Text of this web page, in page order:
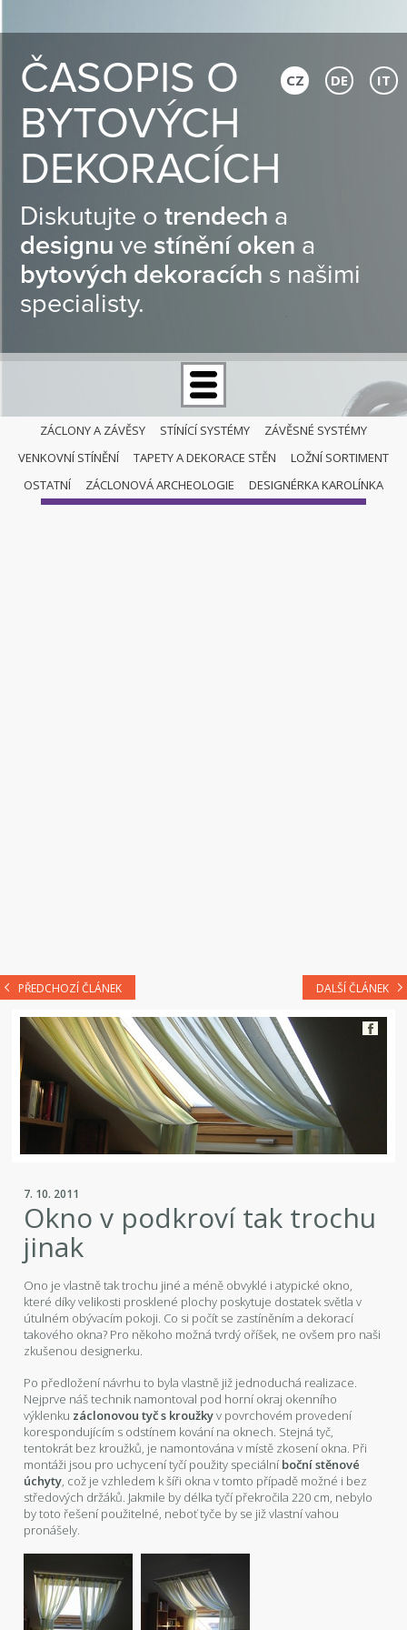
ČASOPIS O
BYTOVÝCH
DEKORACÍCH
Diskutujte otrendech a
designu ve stínění oken a
bytových dekoracích s našimi
specialisty.
CZ DE IT
ZÁCLONY A ZÁVĚSY STÍNÍCÍ SYSTÉMY
ZÁVĚSNÉ SYSTÉMY
VENKOVNÍ STÍNĚNÍ
TAPETY A DEKORACE STĚN
LOŽNÍ SORTIMENT
OSTATNÍ
ZÁCLONOVÁ ARCHEOLOGIE DESIGNÉRKA KAROLÍNKA
ZÁCLONY A ZÁVĚSY
PŘEDCHOZÍ ČLÁNEK DALŠÍ ČLÁNEK
7. 10. 2011
Okno v podkroví tak trochu
jinak
Ono je vlastně tak trochu jiné a méně obvyklé i atypické okno,
které díky velikosti prosklené plochy poskytuje dostatek světla v
útulném obývacím pokoji. Co si počít se zastíněním a dekorací
takového okna? Pro někoho možná tvrdý oříšek, ne ovšem pro naši
zkušenou designerku.
Po předložení návrhu to byla vlastně již jednoduchá realizace.
Nejprve náš technik namontoval pod horní okraj okenního
výklenku záclonovou tyč s kroužkyv povrchovém provedení
korespondujícím s odstínem kování na oknech. Stejná tyč,
tentokrát bez kroužků, je namontována v místě zkosení okna. Při
montáži jsou pro uchycení tyčí použity speciálníboční stěnové
úchyty, což je vzhledem k šíři okna v tomto případě možné i bez
středových držáků. Jakmile by délka tyčí překročila 220 cm, nebylo
by toto řešení použitelné, neboť tyče by se již vlastní vahou
pronášely.